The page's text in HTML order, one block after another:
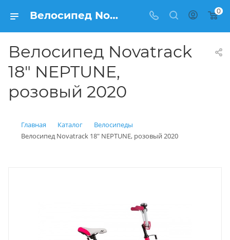
Велосипед Novatrack 18" NEPTUNE, розовый 2020 купить: цена 7 600 рублей в Балашихе | Интернет магазин Вело150 0
Велосипед Novatrack
18" NEPTUNE,
розовый 2020
Главная Каталог
Велосипеды
Велосипед Novatrack 18" NEPTUNE, розовый 2020